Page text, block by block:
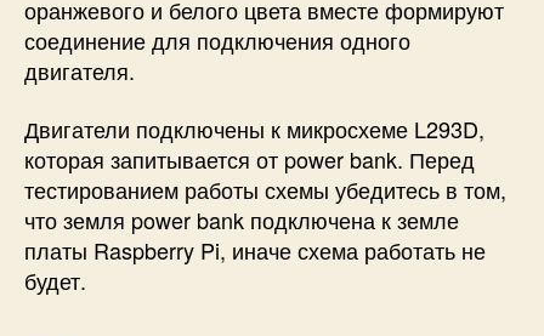
оранжевого и белого цвета вместе формируют
соединение для подключения одного
двигателя.
Двигатели подключены к микросхеме L293D,
которая запитывается от power bank. Перед
тестированием работы схемы убедитесь в том,
что земля power bank подключена к земле
платы Raspberry Pi, иначе схема работать не
будет.